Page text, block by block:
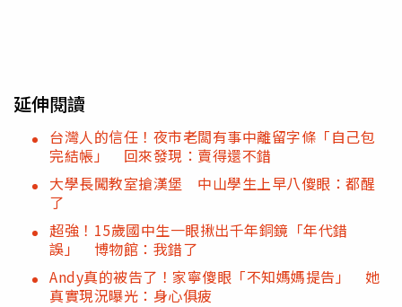
延伸閱讀
台灣人的信任！夜市老闆有事中離留字條「自己包
完結帳」 回來發現：賣得還不錯
大學長闖教室搶漢堡 中山學生上早八傻眼：都醒
了
超強！15歲國中生一眼揪出千年銅鏡「年代錯
誤」 博物館：我錯了
Andy真的被告了！家寧傻眼「不知媽媽提告」 她
真實現況曝光：身心俱疲